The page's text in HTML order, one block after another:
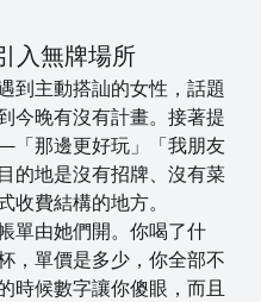
入無牌場所
到主動搭訕的女性，話題
今晚有沒有計畫。接著提
那邊更好玩」「我朋友
的地是沒有招牌、沒有菜
收費結構的地方。
單由她們開。你喝了什
，單價是多少，你全部不
時候數字讓你傻眼，而且